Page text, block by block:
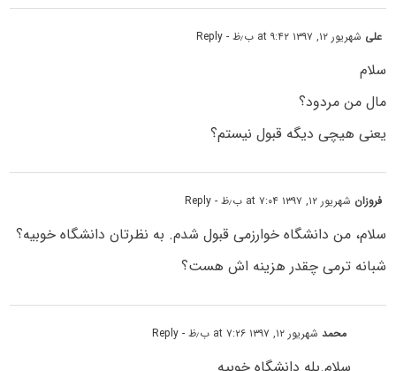
علی شهریور ۱۲, ۱۳۹۷ at ۹:۴۲ ب٫ظ - Reply
سلام
مال من مردود؟
یعنی هیچی دیگه قبول نیستم؟
فروزان شهریور ۱۲, ۱۳۹۷ at ۷:۰۴ ب٫ظ - Reply
سلام، من دانشگاه خوارزمی قبول شدم. به نظرتان دانشگاه خوبیه؟
شبانه ترمی چقدر هزینه اش هست؟
محمدشهریور ۱۲, ۱۳۹۷ at ۷:۲۶ ب٫ظ - Reply